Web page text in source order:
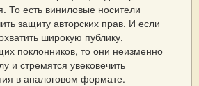
То есть виниловые носители
защиту авторских прав. И если
широкую публику,
поклонников, то они неизменно
и стремятся увековечить
в аналоговом формате.